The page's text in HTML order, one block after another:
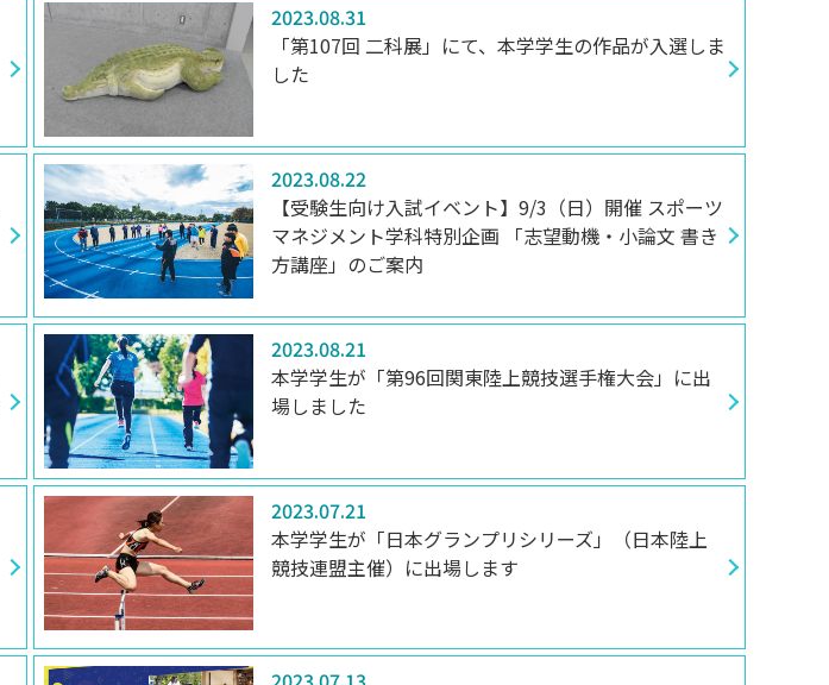
2023.08.31
「第107回 二科展」にて、本学学生の作品が入選しま
した
2023.08.22
【受験生向け入試イベント】9/3（日）開催 スポーツ
マネジメント学科特別企画 「志望動機・小論文 書き
方講座」のご案内
2023.08.21
本学学生が「第96回関東陸上競技選手権大会」に出
場しました
2023.07.21
本学学生が「日本グランプリシリーズ」（日本陸上
競技連盟主催）に出場します